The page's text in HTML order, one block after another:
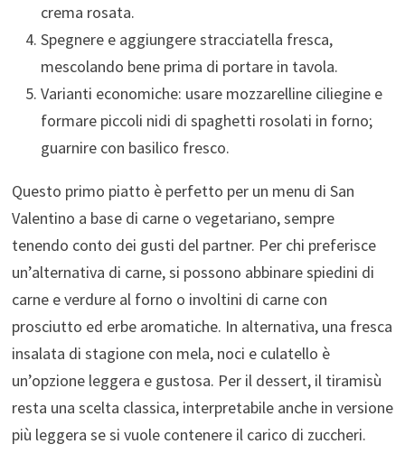
crema rosata.
Spegnere e aggiungere stracciatella fresca,
mescolando bene prima di portare in tavola.
Varianti economiche: usare mozzarelline ciliegine e
formare piccoli nidi di spaghetti rosolati in forno;
guarnire con basilico fresco.
Questo primo piatto è perfetto per un menu di San
Valentino a base di carne o vegetariano, sempre
tenendo conto dei gusti del partner. Per chi preferisce
un’alternativa di carne, si possono abbinare spiedini di
carne e verdure al forno o involtini di carne con
prosciutto ed erbe aromatiche. In alternativa, una fresca
insalata di stagione con mela, noci e culatello è
un’opzione leggera e gustosa. Per il dessert, il tiramisù
resta una scelta classica, interpretabile anche in versione
più leggera se si vuole contenere il carico di zuccheri.